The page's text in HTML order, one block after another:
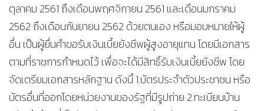
ตุลาคม 2561 ถึงเดือนพฤศจิกายน 2561 และเดือนมกราคม
2562 ถึงเดือนกันยายน 2562 ด้วยตนเอง หรือมอบหมายให้ผู้
อื่น เป็นผู้ยื่นคำขอรับเงินเบี้ยยังชีพผู้สูงอายุแทน โดยมีเอกสาร
ตามที่ราชการกำหนดไว้ เพื่อจะได้มีสิทธิ์รับเงินเบี้ยยังชีพ โดย
จัดเตรียมเอกสารหลักฐาน ดังนี้ 1.บัตรประจำตัวประชาชน หรือ
บัตรอื่นที่ออกโดยหน่วยงานของรัฐที่มีรูปถ่าย 2.ทะเบียนบ้าน